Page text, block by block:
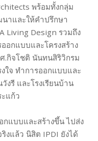
พร้อมทั้งกลุ่ม
าและให้คำปรึกษา
Living Design รวมถึง
อกแบบและโครงสร้าง
.กิจโชติ นันทนสิริวิกรม
ใจ ทำการออกแบบและ
งรี และโรงเรียนบ้าน
แก้ว
กแบบและสร้างขึ้น ไปส่ง
งแล้ว นิสิต IPDI ยังได้